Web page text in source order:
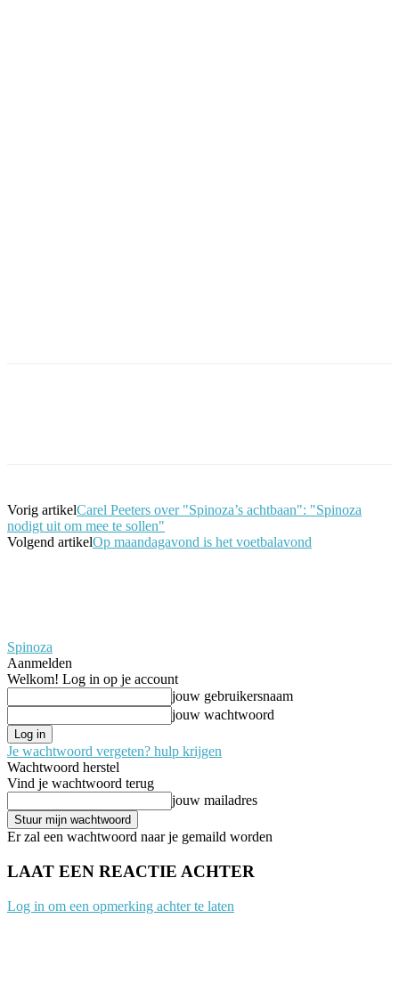
Vorig artikelCarel Peeters over "Spinoza’s achtbaan": "Spinoza
nodigt uit om mee te sollen"
Volgend artikelOp maandagavond is het voetbalavond
Spinoza
Aanmelden
Welkom! Log in op je account
jouw gebruikersnaam
jouw wachtwoord
Je wachtwoord vergeten? hulp krijgen
Wachtwoord herstel
Vind je wachtwoord terug
jouw mailadres
Er zal een wachtwoord naar je gemaild worden
LAAT EEN REACTIE ACHTER
Log in om een opmerking achter te laten